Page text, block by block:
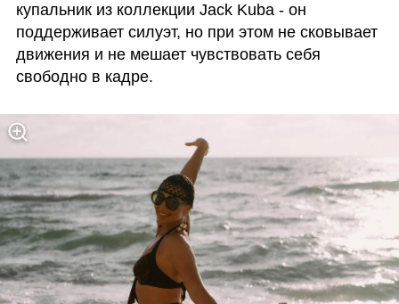
купальник из коллекции Jack Kuba - он
поддерживает силуэт, но при этом не сковывает
движения и не мешает чувствовать себя
свободно в кадре.